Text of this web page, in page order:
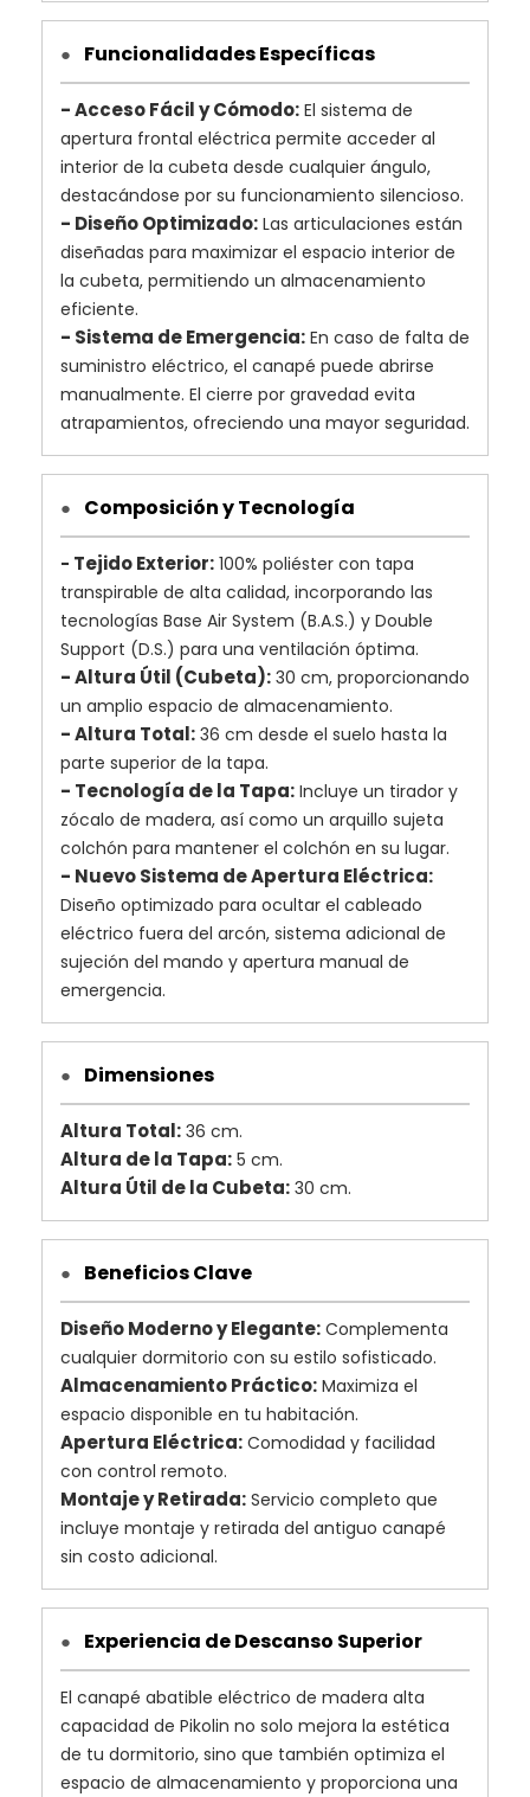
● Funcionalidades Específicas
- Acceso Fácil y Cómodo: El sistema de
apertura frontal eléctrica permite acceder al
interior de la cubeta desde cualquier ángulo,
destacándose por su funcionamiento silencioso.
- Diseño Optimizado: Las articulaciones están
diseñadas para maximizar el espacio interior de
la cubeta, permitiendo un almacenamiento
eficiente.
- Sistema de Emergencia: En caso de falta de
suministro eléctrico, el canapé puede abrirse
manualmente. El cierre por gravedad evita
atrapamientos, ofreciendo una mayor seguridad.
● Composición y Tecnología
- Tejido Exterior: 100% poliéster con tapa
transpirable de alta calidad, incorporando las
tecnologías Base Air System (B.A.S.) y Double
Support (D.S.) para una ventilación óptima.
- Altura Útil (Cubeta): 30 cm, proporcionando
un amplio espacio de almacenamiento.
- Altura Total: 36 cm desde el suelo hasta la
parte superior de la tapa.
- Tecnología de la Tapa: Incluye un tirador y
zócalo de madera, así como un arquillo sujeta
colchón para mantener el colchón en su lugar.
- Nuevo Sistema de Apertura Eléctrica:
Diseño optimizado para ocultar el cableado
eléctrico fuera del arcón, sistema adicional de
sujeción del mando y apertura manual de
emergencia.
● Dimensiones
Altura Total: 36 cm.
Altura de la Tapa: 5 cm.
Altura Útil de la Cubeta: 30 cm.
● Beneficios Clave
Diseño Moderno y Elegante: Complementa
cualquier dormitorio con su estilo sofisticado.
Almacenamiento Práctico: Maximiza el
espacio disponible en tu habitación.
Apertura Eléctrica: Comodidad y facilidad
con control remoto.
Montaje y Retirada: Servicio completo que
incluye montaje y retirada del antiguo canapé
sin costo adicional.
● Experiencia de Descanso Superior
El canapé abatible eléctrico de madera alta
capacidad de Pikolin no solo mejora la estética
de tu dormitorio, sino que también optimiza el
espacio de almacenamiento y proporciona una